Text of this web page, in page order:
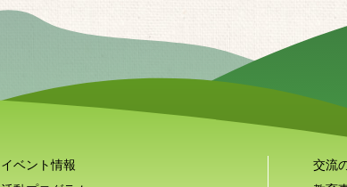
イベント情報
交流